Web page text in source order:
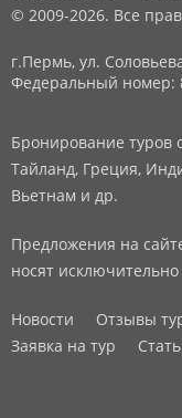
© 2009-2026. Все
г.Пермь, ул.
Федеральный номер:
Бронирование туров
Тайланд, Греция,
Вьетнам и др.
Предложения на
носят
Новости Отзывы
Заявка на тур